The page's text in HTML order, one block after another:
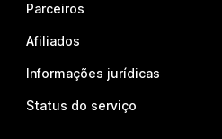
Parceiros
Afiliados
Informações jurídicas
Status do serviço